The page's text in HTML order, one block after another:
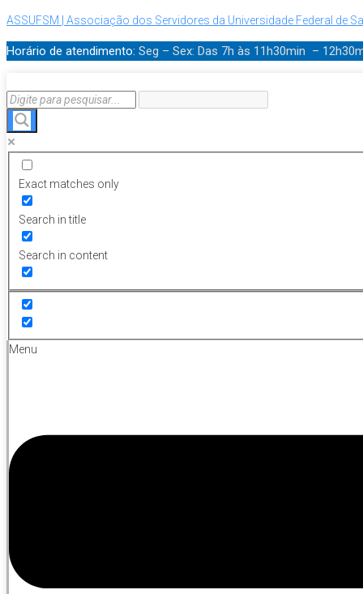
ASSUFSM | Associação dos Servidores da Universidade Federal de
Horário de atendimento: Seg – Sex: Das 7h às 11h30min –
Exact matches only
Search in title
Search in content
Menu